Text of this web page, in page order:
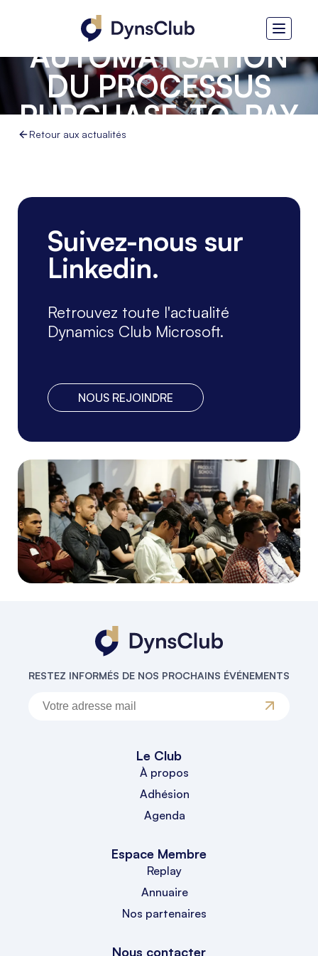
ET
AUTOMATISATION
DU PROCESSUS
PURCHASE-TO-PAY
AU SEIN DU
Retour aux actualités
Suivez-nous sur
Linkedin.
Retrouvez toute l'actualité
Dynamics Club Microsoft.
NOUS REJOINDRE
RESTEZ INFORMÉS DE NOS PROCHAINS ÉVÉNEMENTS
Le Club
À propos
Adhésion
Agenda
Espace Membre
Replay
Annuaire
Nos partenaires
Nous contacter